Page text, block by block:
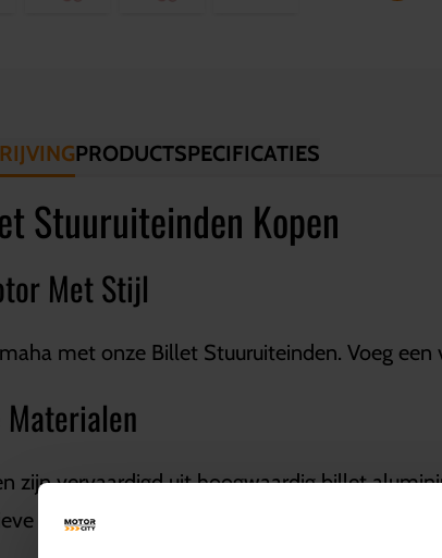
PRODUCTSPECIFICATIES
Stuuruiteinden Kopen
Met Stijl
met onze Billet Stuuruiteinden. Voeg
Materialen
zijn vervaardigd uit hoogwaardig billet
accessoires.